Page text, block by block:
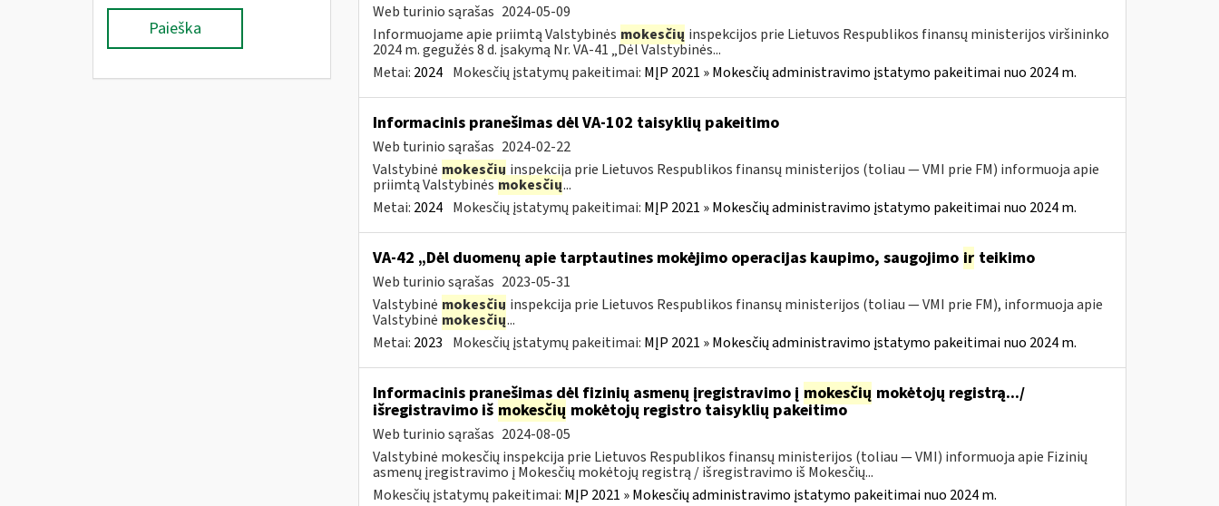
Paieška
Web turinio sąrašas 2024-05-09
Informuojame apie priimtą Valstybinės mokesčių inspekcijos prie Lietuvos Respublikos finansų ministerijos viršininko
2024 m. gegužės 8 d. įsakymą Nr. VA-41 „Dėl Valstybinės...
Metai: 2024 Mokesčių įstatymų pakeitimai: MĮP 2021 » Mokesčių administravimo įstatymo pakeitimai nuo 2024 m.
Informacinis pranešimas dėl VA-102 taisyklių pakeitimo
Web turinio sąrašas 2024-02-22
Valstybinė mokesčių inspekcija prie Lietuvos Respublikos finansų ministerijos (toliau ― VMI prie FM) informuoja apie
priimtą Valstybinėsmokesčių...
Metai: 2024 Mokesčių įstatymų pakeitimai: MĮP 2021 » Mokesčių administravimo įstatymo pakeitimai nuo 2024 m.
VA-42 „Dėl duomenų apie tarptautines mokėjimo operacijas kaupimo, saugojimo irteikimo
Web turinio sąrašas 2023-05-31
Valstybinė mokesčių inspekcija prie Lietuvos Respublikos finansų ministerijos (toliau ― VMI prie FM), informuoja apie
Valstybinė mokesčių...
Metai: 2023 Mokesčių įstatymų pakeitimai: MĮP 2021 » Mokesčių administravimo įstatymo pakeitimai nuo 2024 m.
Informacinis pranešimas dėl fizinių asmenų įregistravimo į mokesčių mokėtojų registrą.../
išregistravimo iš mokesčių mokėtojų registro taisyklių pakeitimo
Web turinio sąrašas 2024-08-05
Valstybinė mokesčių inspekcija prie Lietuvos Respublikos finansų ministerijos (toliau — VMI) informuoja apie Fizinių
asmenų įregistravimo į Mokesčių mokėtojų registrą / išregistravimo iš Mokesčių...
Mokesčių įstatymų pakeitimai: MĮP 2021 » Mokesčių administravimo įstatymo pakeitimai nuo 2024 m.